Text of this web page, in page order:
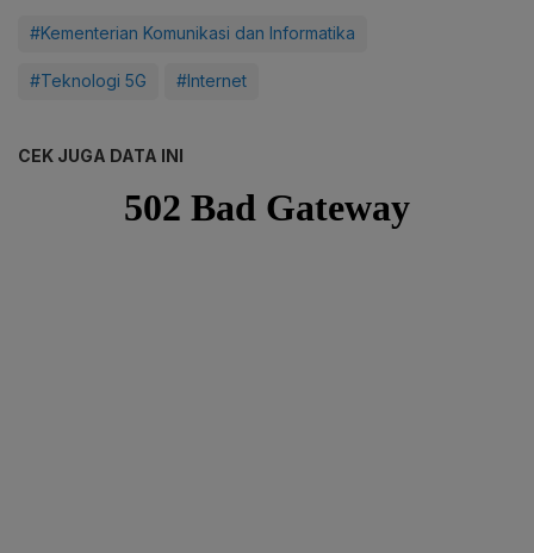
#Kementerian Komunikasi dan Informatika
#Teknologi 5G #Internet
CEK JUGA DATA INI